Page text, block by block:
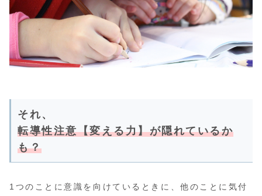
それ、
転導性注意【変える力】が隠れているか
も？
1つのことに意識を向けているときに、他のことに気付